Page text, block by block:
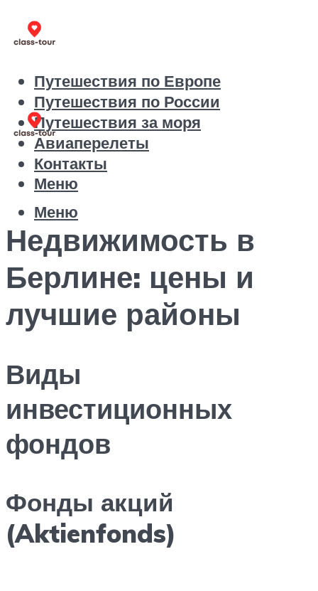
Путешествия по Европе
Путешествия по России
Путешествия за моря
Авиаперелеты
Контакты
Меню
Меню
Недвижимость в
Берлине: цены и
лучшие районы
Виды
инвестиционных
фондов
Фонды акций
(Aktienfonds)